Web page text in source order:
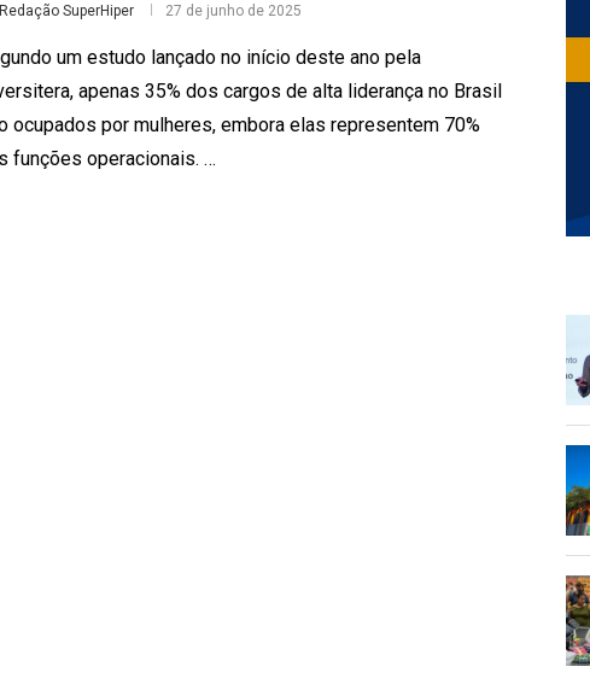
SuperHiper 27 de junho de 2025
um estudo lançado no início deste ano pela
apenas 35% dos cargos de alta liderança no Brasil
ocupados por mulheres, embora elas representem 70%
funções operacionais. …